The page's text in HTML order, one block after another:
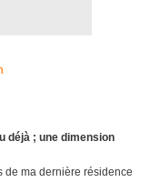
déjà ; une dimension
de ma dernière résidence